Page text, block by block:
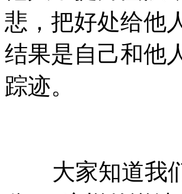
悲，把好处给他
结果是自己和他
踪迹。
大家知道我们